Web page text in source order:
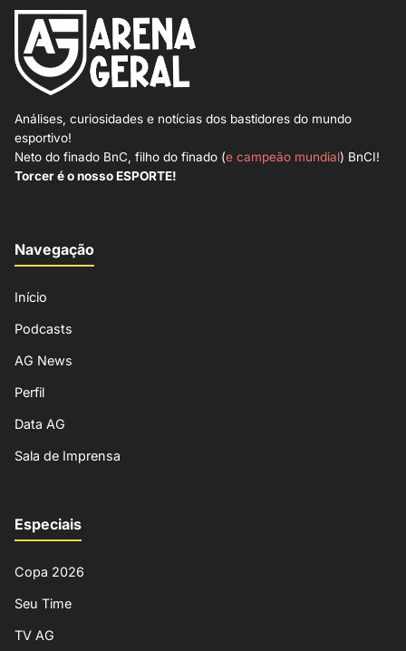
Análises, curiosidades e notícias dos bastidores do mundo
esportivo!
Neto do finado BnC, filho do finado (e campeão mundial) BnCI!
Torcer é o nosso ESPORTE!
Navegação
Início
Podcasts
AG News
Perfil
Data AG
Sala de Imprensa
Especiais
Copa 2026
Seu Time
TV AG